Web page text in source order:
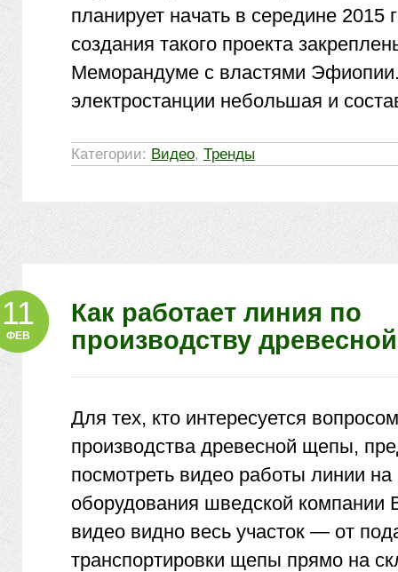
планирует начать в середине 2015
создания такого проекта
Меморандуме с властями
электростанции небольшая и
Категории: Видео, Тренды
Как работает линия по
производству
11
ФЕВ
Для тех, кто интересуется вопросом
производства древесной щепы,
посмотреть видео работы линии на
оборудования шведской компании
видео видно весь участок — от
транспортировки щепы прямо на